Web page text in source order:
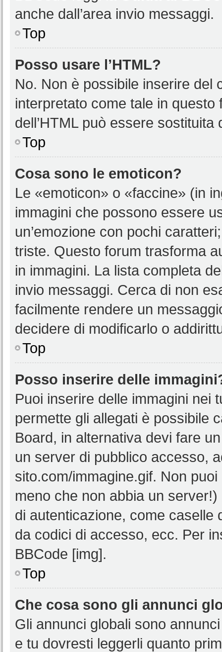
anche dall’area invio messaggi.
Top
Posso usare l’HTML?
No. Non è possibile inserire del
interpretato come tale in
dell’HTML può essere sostituita
Top
Cosa sono le emoticon?
Le «emoticon» o «faccine» (in
immagini che possono essere
un’emozione con pochi
triste. Questo forum trasforma
in immagini. La lista completa
invio messaggi. Cerca di non
facilmente rendere un
decidere di modificarlo o
Top
Posso inserire delle
Puoi inserire delle immagini nei
permette gli allegati è possibile
Board, in alternativa devi fare
un server di pubblico accesso,
sito.com/immagine.gif. Non
meno che non abbia un
di autenticazione, come caselle
da codici di accesso, ecc. Per
BBCode [img].
Top
Che cosa sono gli annunci
Gli annunci globali sono
e tu dovresti leggerli quanto